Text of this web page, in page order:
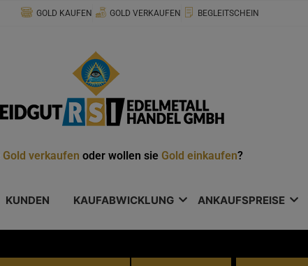
GOLD KAUFEN GOLD VERKAUFEN BEGLEITSCHEIN
Gold verkaufen oder wollen sie Gold einkaufen?
KUNDEN KAUFABWICKLUNG ANKAUFSPREISE
modal-check